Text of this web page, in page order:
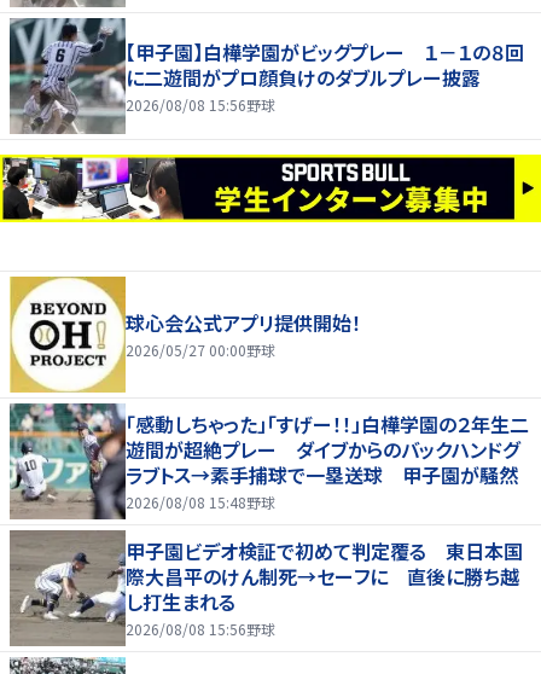
【甲子園】白樺学園がビッグプレー １－１の８回
に二遊間がプロ顔負けのダブルプレー披露
2026/08/08 15:56野球
球心会公式アプリ提供開始！
2026/05/27 00:00野球
「感動しちゃった」「すげー！！」白樺学園の２年生二
遊間が超絶プレー ダイブからのバックハンドグ
ラブトス→素手捕球で一塁送球 甲子園が騒然
2026/08/08 15:48野球
甲子園ビデオ検証で初めて判定覆る 東日本国
際大昌平のけん制死→セーフに 直後に勝ち越
し打生まれる
2026/08/08 15:56野球